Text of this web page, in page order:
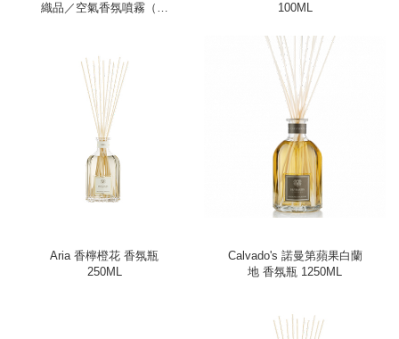
織品／空氣香氛噴霧（冷
100ML
Aria 香檸橙花 香氛瓶
250ML
Calvado's 諾曼第蘋果白蘭
地 香氛瓶 1250ML